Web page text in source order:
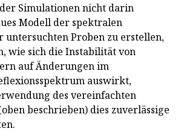
Simulationen nicht darin
Modell der spektralen
untersuchten Proben zu erstellen,
wie sich die Instabilität von
auf Änderungen im
auswirkt,
des vereinfachten
beschrieben) dies zuverlässige